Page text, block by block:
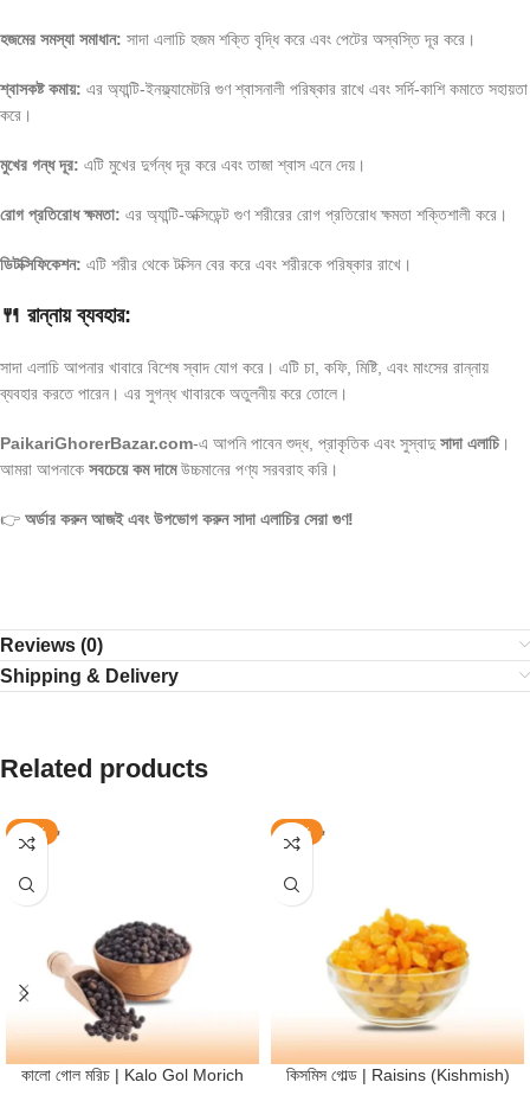
হজমের সমস্যা সমাধান: সাদা এলাচি হজম শক্তি বৃদ্ধি করে এবং পেটের অস্বস্তি দূর করে।
শ্বাসকষ্ট কমায়: এর অ্যান্টি-ইনফ্ল্যামেটরি গুণ শ্বাসনালী পরিষ্কার রাখে এবং সর্দি-কাশি কমাতে সহায়তা
করে।
মুখের গন্ধ দূর: এটি মুখের দুর্গন্ধ দূর করে এবং তাজা শ্বাস এনে দেয়।
রোগ প্রতিরোধ ক্ষমতা: এর অ্যান্টি-অক্সিডেন্ট গুণ শরীরের রোগ প্রতিরোধ ক্ষমতা শক্তিশালী করে।
ডিটক্সিফিকেশন: এটি শরীর থেকে টক্সিন বের করে এবং শরীরকে পরিষ্কার রাখে।
🍴 রান্নায় ব্যবহার:
সাদা এলাচি আপনার খাবারে বিশেষ স্বাদ যোগ করে। এটি চা, কফি, মিষ্টি, এবং মাংসের রান্নায়
ব্যবহার করতে পারেন। এর সুগন্ধ খাবারকে অতুলনীয় করে তোলে।
PaikariGhorerBazar.com-এ আপনি পাবেন শুদ্ধ, প্রাকৃতিক এবং সুস্বাদুসাদা এলাচি।
আমরা আপনাকে সবচেয়ে কম দামেউচ্চমানের পণ্য সরবরাহ করি।
👉 অর্ডার করুন আজই এবং উপভোগ করুন সাদা এলাচির সেরা গুণ!
Reviews (0)
Shipping & Delivery
Related products
-40%
কালো গোল মরিচ | Kalo Gol Morich
-35%
কিসমিস গোল্ড | Raisins (Kishmish)